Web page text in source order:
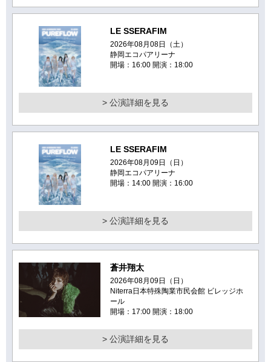
LE SSERAFIM
2026年08月08日（土）
静岡エコパアリーナ
開場：16:00 開演：18:00
> 公演詳細を見る
LE SSERAFIM
2026年08月09日（日）
静岡エコパアリーナ
開場：14:00 開演：16:00
> 公演詳細を見る
蒼井翔太
2026年08月09日（日）
Niterra日本特殊陶業市民会館 ビレッジホ
ール
開場：17:00 開演：18:00
> 公演詳細を見る